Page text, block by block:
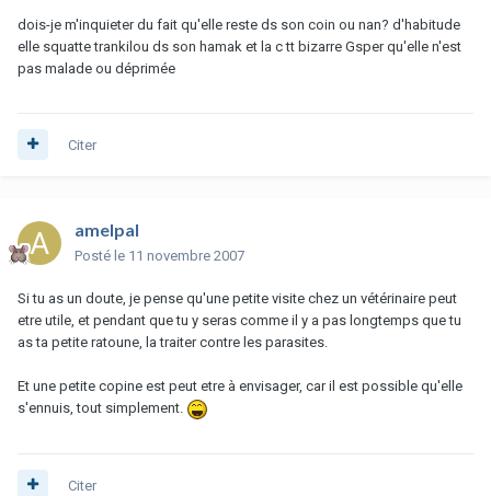
dois-je m'inquieter du fait qu'elle reste ds son coin ou nan? d'habitude
elle squatte trankilou ds son hamak et la c tt bizarre Gsper qu'elle n'est
pas malade ou déprimée
Citer
amelpal
Posté le 11 novembre 2007
Si tu as un doute, je pense qu'une petite visite chez un vétérinaire peut
etre utile, et pendant que tu y seras comme il y a pas longtemps que tu
as ta petite ratoune, la traiter contre les parasites.
Et une petite copine est peut etre à envisager, car il est possible qu'elle
s'ennuis, tout simplement.
Citer